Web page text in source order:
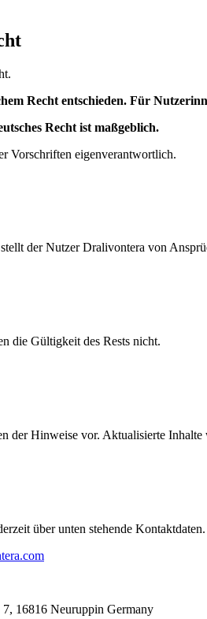
Recht entschieden. Für
Recht ist maßgeblich.
Vorschriften eigenverantwortlich.
der Nutzer Dralivontera von
die Gültigkeit des Rests nicht.
der Hinweise vor. Aktualisierte
über unten stehende Kontaktdaten.
16816 Neuruppin Germany